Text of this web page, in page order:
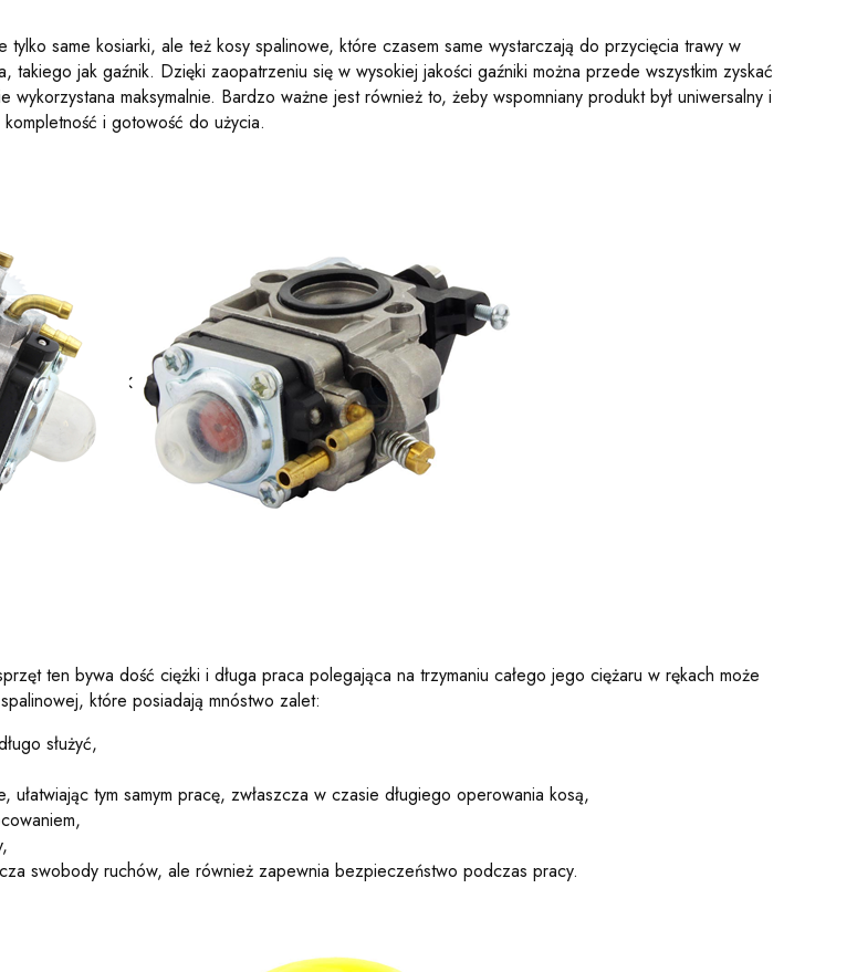
same kosiarki, ale też kosy spalinowe, które czasem same wystarczają do przycięcia trawy w
jak gaźnik. Dzięki zaopatrzeniu się w wysokiej jakości gaźniki można przede wszystkim zyskać
maksymalnie. Bardzo ważne jest również to, żeby wspomniany produkt był uniwersalny i
i gotowość do użycia.
ten bywa dość ciężki i długa praca polegająca na trzymaniu całego jego ciężaru w rękach może
które posiadają mnóstwo zalet:
służyć,
tym samym pracę, zwłaszcza w czasie długiego operowania kosą,
swobody ruchów, ale również zapewnia bezpieczeństwo podczas pracy.